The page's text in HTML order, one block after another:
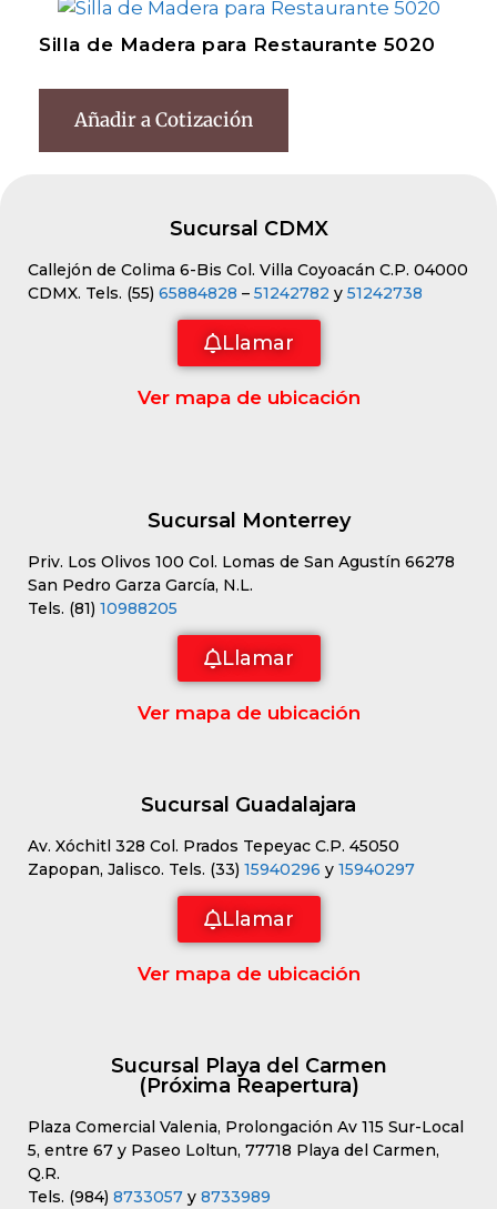
Silla de Madera para Restaurante 5020
Añadir a Cotización
Sucursal CDMX
Callejón de Colima 6-Bis Col. Villa Coyoacán C.P. 04000
CDMX. Tels. (55) 65884828 – 51242782 y 51242738
Llamar
Ver mapa de ubicación
Sucursal Monterrey
Priv. Los Olivos 100 Col. Lomas de San Agustín 66278
San Pedro Garza García, N.L.
Tels. (81) 10988205
Llamar
Ver mapa de ubicación
Sucursal Guadalajara
Av. Xóchitl 328 Col. Prados Tepeyac C.P. 45050
Zapopan, Jalisco. Tels. (33) 15940296 y 15940297
Llamar
Ver mapa de ubicación
Sucursal Playa del Carmen
(Próxima Reapertura)
Plaza Comercial Valenia, Prolongación Av 115 Sur-Local
5, entre 67 y Paseo Loltun, 77718 Playa del Carmen,
Q.R.
Tels. (984) 8733057 y 8733989